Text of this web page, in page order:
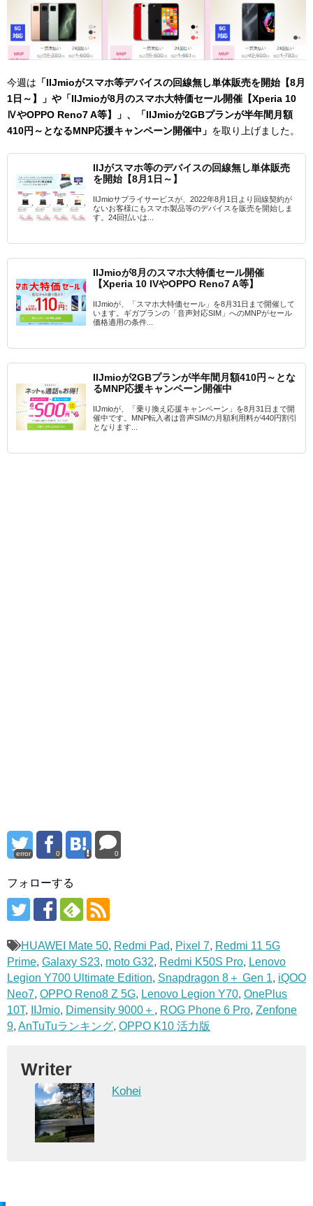
今週は 「IIJmioがスマホ等デバイスの回線無し単体販売を開始【8月
1日～】
」や「IIJmioが8月のスマホ大特価セール開催【Xperia 10
ⅣやOPPO Reno7 A等】」、「IIJmioが2GBプランが半年間月額
410円～となるMNP応援キャンペーン開催中」 を取り上げました。
IIJがスマホ等のデバイスの回線無し単体販売
を開始【8月1日～】
IIJmioサプライサービスが、2022年8月1日より回線契約が
ないお客様にもスマホ製品等のデバイスを販売を開始しま
す。24回払いは...
IIJmioが8月のスマホ大特価セール開催
【Xperia 10 IVやOPPO Reno7 A等】
IIJmioが、「スマホ大特価セール」を8月31日まで開催して
います。ギガプランの「音声対応SIM」へのMNPがセール
価格適用の条件...
IIJmioが2GBプランが半年間月額410円～とな
るMNP応援キャンペーン開催中
IIJmioが、「乗り換え応援キャンペーン」を8月31日まで開
催中です。MNP転入者は音声SIMの月額利用料が440円割引
となります...
error 0 0
フォローする
HUAWEI Mate 50, Redmi Pad, Pixel 7, Redmi 11 5G
Prime, Galaxy S23, moto G32, Redmi K50S Pro, Lenovo
Legion Y700 Ultimate Edition, Snapdragon 8＋ Gen 1, iQOO
Neo7, OPPO Reno8 Z 5G, Lenovo Legion Y70, OnePlus
10T, IIJmio, Dimensity 9000＋ , ROG Phone 6 Pro, Zenfone
9, AnTuTuランキング, OPPO K10 活力版
Writer
Kohei